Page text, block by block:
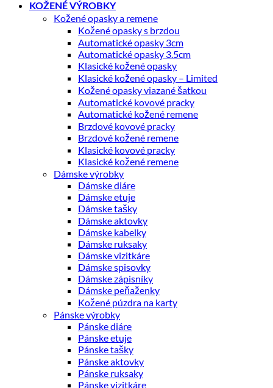
KOŽENÉ VÝROBKY
Kožené opasky a remene
Kožené opasky s brzdou
Automatické opasky 3cm
Automatické opasky 3.5cm
Klasické kožené opasky
Klasické kožené opasky – Limited
Kožené opasky viazané šatkou
Automatické kovové pracky
Automatické kožené remene
Brzdové kovové pracky
Brzdové kožené remene
Klasické kovové pracky
Klasické kožené remene
Dámske výrobky
Dámske diáre
Dámske etuje
Dámske tašky
Dámske aktovky
Dámske kabelky
Dámske ruksaky
Dámske vizitkáre
Dámske spisovky
Dámske zápisníky
Dámske peňaženky
Kožené púzdra na karty
Pánske výrobky
Pánske diáre
Pánske etuje
Pánske tašky
Pánske aktovky
Pánske ruksaky
Pánske vizitkáre